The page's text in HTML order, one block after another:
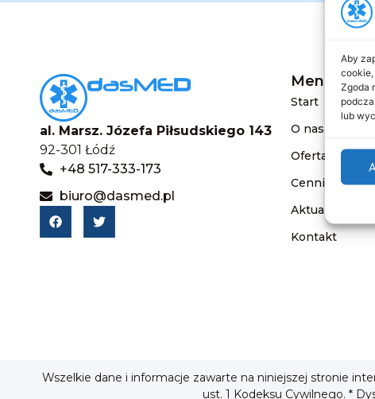
Aby
Zgoda
lub
al. Marsz. Józefa Piłsudskiego 143
92-301 Łódź
+48 517-333-173
biuro@dasmed.pl
Menu
Start
O nas
Oferta
Cennik
Aktualności
Kontakt
Wszelkie dane i informacje zawarte na niniejszej stronie
ust. 1 Kodeksu Cywilnego. *